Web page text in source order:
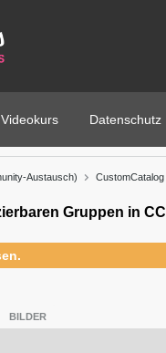
Videokurs Datenschutz
Austausch) CustomCatalog
Gruppen in CC
BILDER